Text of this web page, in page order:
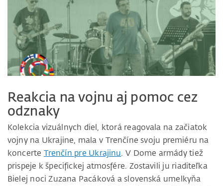
Reakcia na vojnu aj pomoc cez
odznaky
Kolekcia vizuálnych diel, ktorá reagovala na začiatok
vojny na Ukrajine, mala v Trenčíne svoju premiéru na
koncerte Trenčín pre Ukrajinu. V Dome armády tiež
prispeje k špecifickej atmosfére. Zostavili ju riaditeľka
Bielej noci Zuzana Pacáková a slovenská umelkyňa